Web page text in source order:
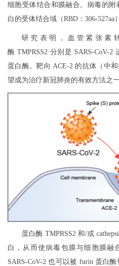
细胞受体结合和膜融合。病毒的
白的受体结合域（RBD：306-527aa
研究表明，血管紧张素
酶 TMPRSS2 分别是 SARS-CoV-
蛋白酶。靶向 ACE-2 的抗体（中
望成为治疗新冠肺炎的有效方法之一
蛋白酶 TMPRSS2 和/或
白，从而使病毒包膜与细胞膜融
SARS-CoV-2 也可以被 furin 蛋白